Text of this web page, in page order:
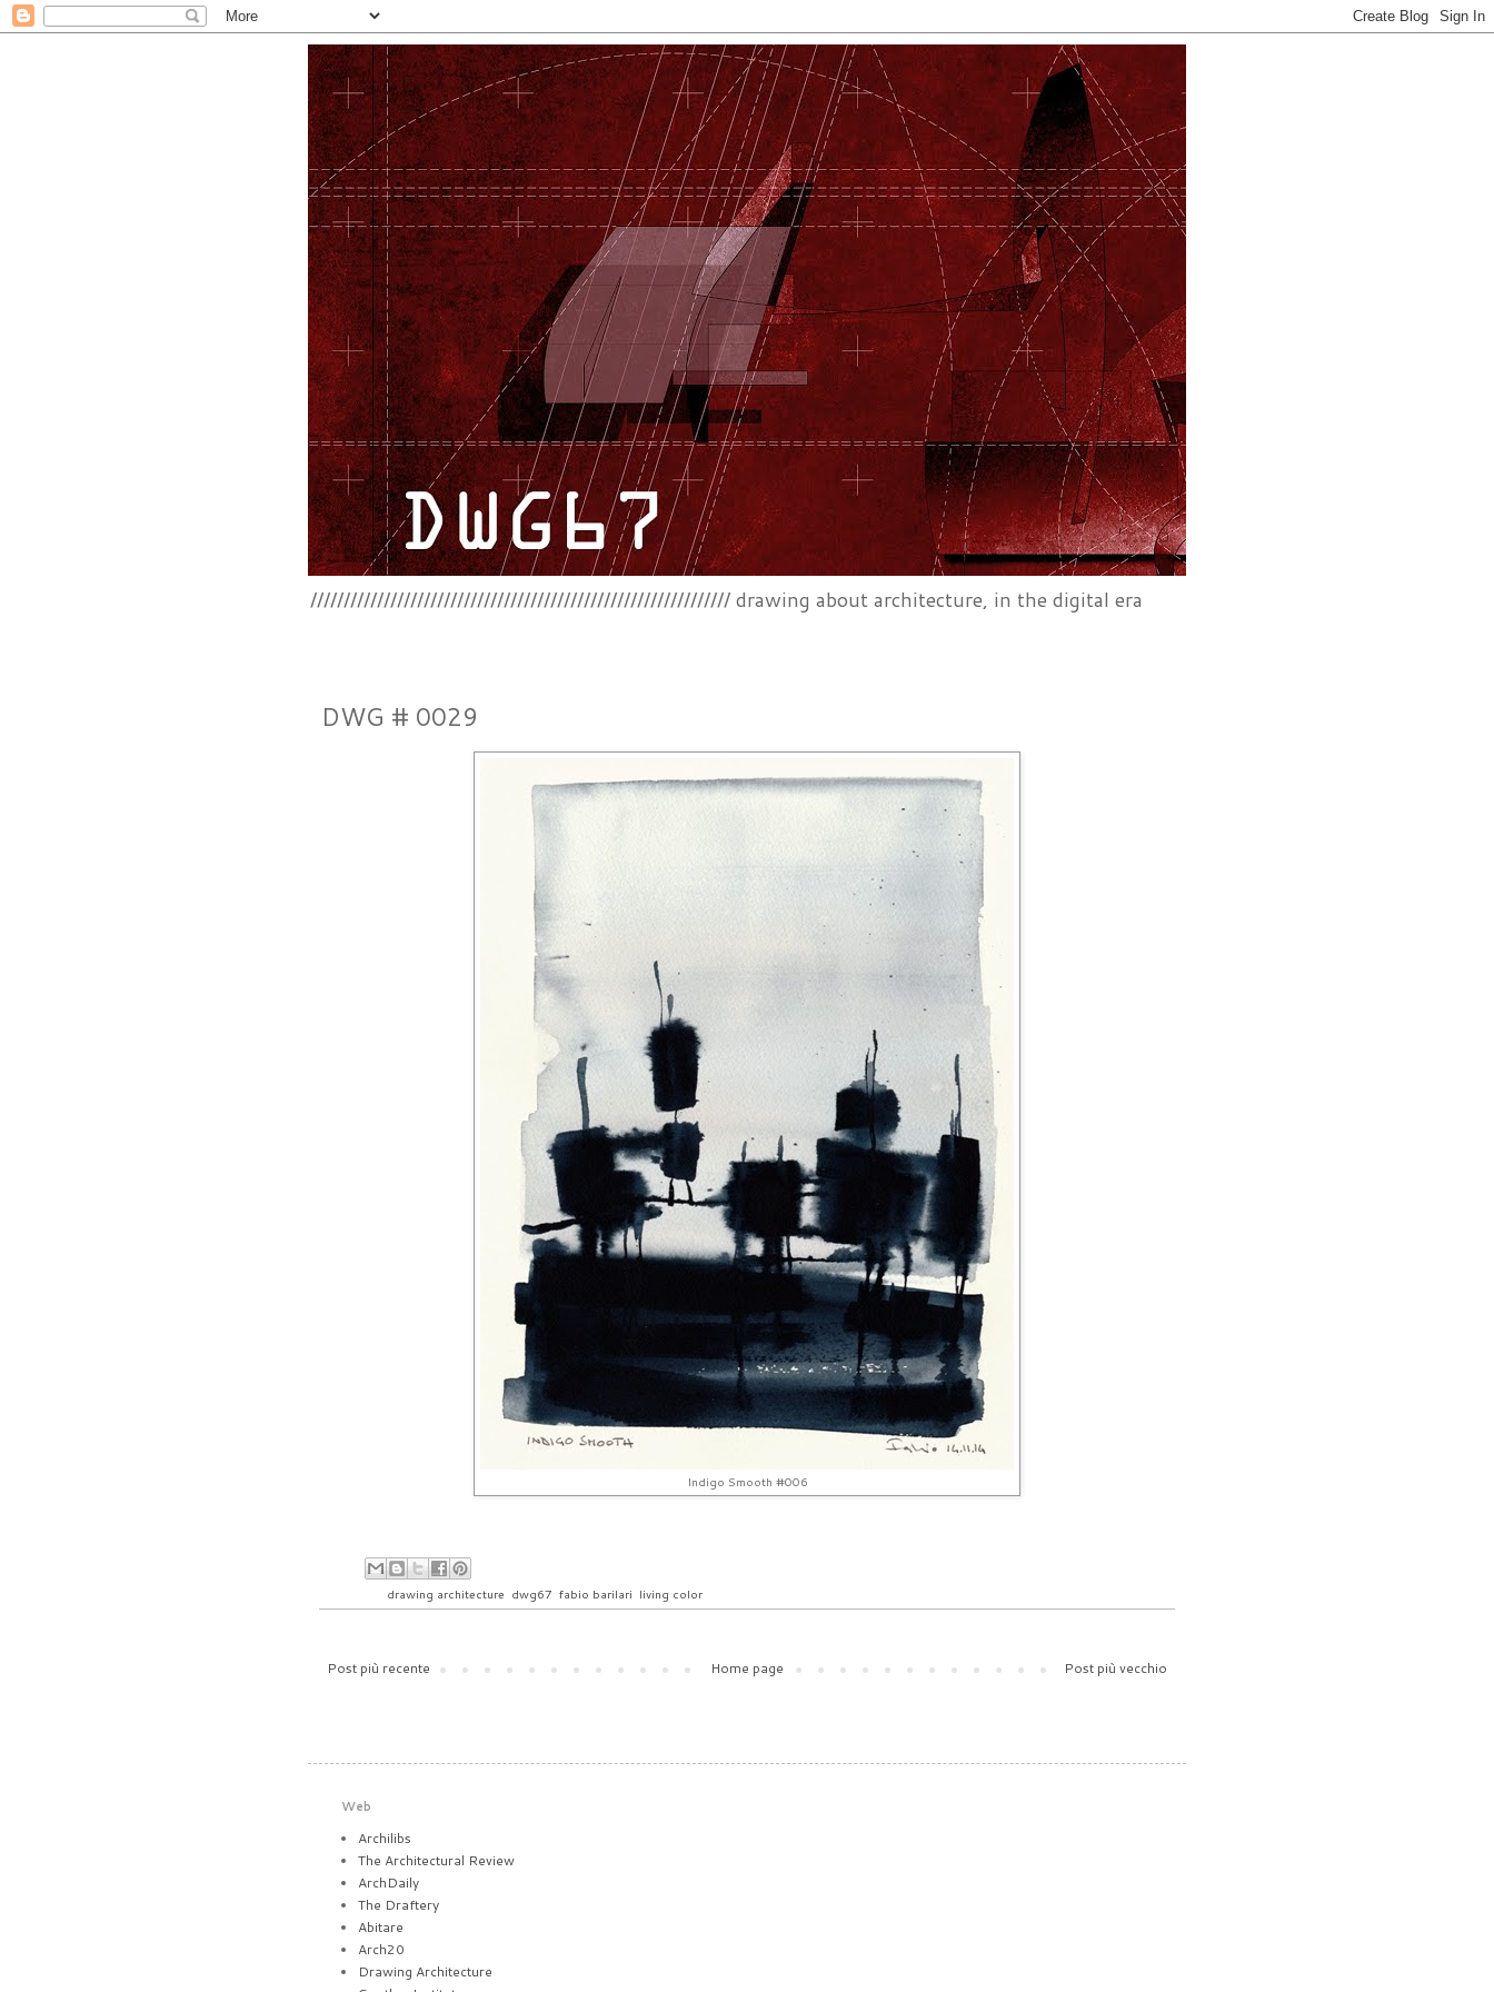
/////////////////////////////////////////////////////////////// drawing about architecture, in the digital era
DWG # 0029
Indigo Smooth #006
drawing architecture dwg67 fabio barilari living color
Post più recente Post più vecchio
Home page
Web
Archilibs
The Architectural Review
ArchDaily
The Draftery
Abitare
Arch20
Drawing Architecture